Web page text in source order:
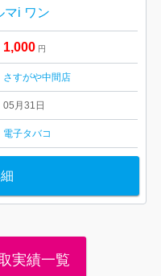
マi ワン
1,000 円
さすがや中間店
05月31日
電子タバコ
実績一覧